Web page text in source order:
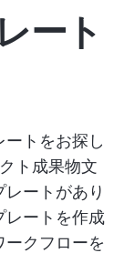
ート
トをお探し
ト成果物文
ートがあり
レートを作成
クフローを